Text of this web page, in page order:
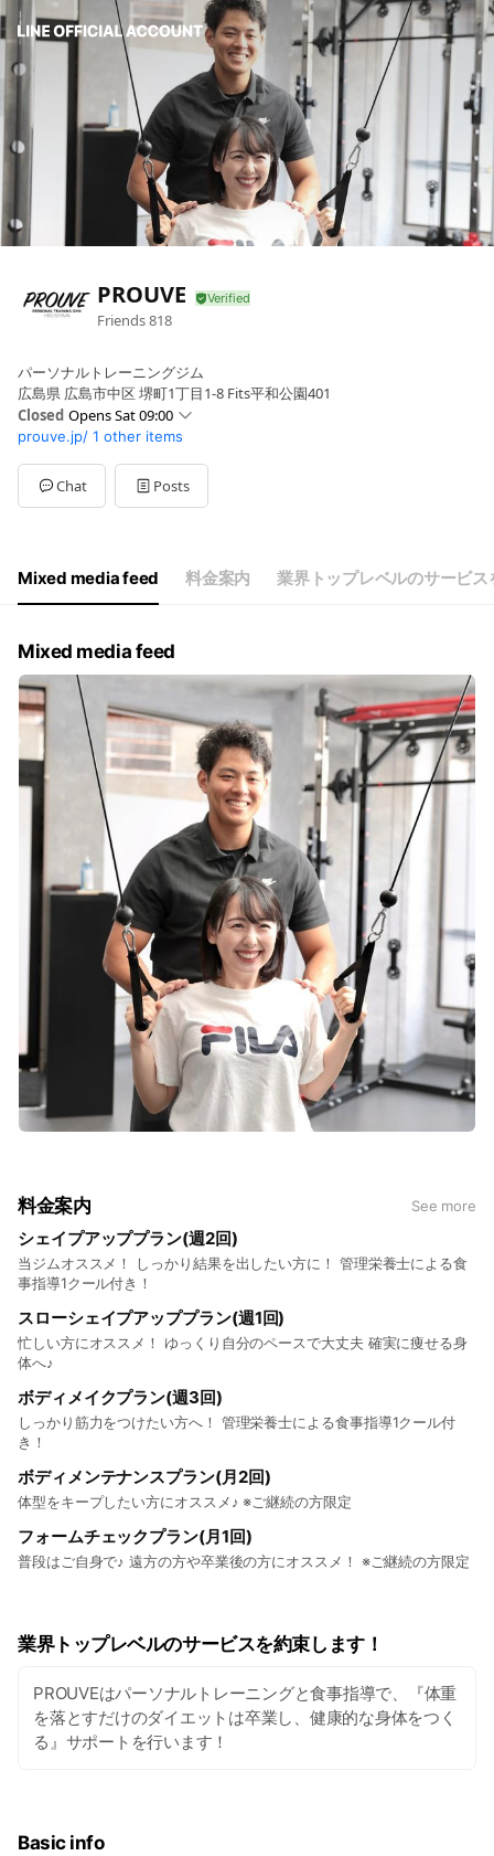
PROUVE
Friends818
パーソナルトレーニングジム
広島県 広島市中区 堺町1丁目1-8 Fits平和公園401
Closed Opens Sat 09:00
Sun09:00 - 19:00
Mon10:00 - 21:00
Tue10:00 - 21:00
Wed10:00 - 21:00
Sat
09:00 - 19:00
祝日は通常営業
prouve.jp/ 1 other items
Chat Posts
Mixed media feed 料金案内 業界トップレベルのサービ
Mixed media feed
料金案内 See more
シェイプアッププラン(週2回)
当ジムオススメ！ しっかり結果を出したい方に！ 管理栄養士による食
事指導1クール付き！
スローシェイプアッププラン(週1回)
忙しい方にオススメ！ ゆっくり自分のペースで大丈夫 確実に痩せる身
体へ♪
ボディメイクプラン(週3回)
しっかり筋力をつけたい方へ！ 管理栄養士による食事指導1クール付
き！
ボディメンテナンスプラン(月2回)
体型をキープしたい方にオススメ♪ ※ご継続の方限定
フォームチェックプラン(月1回)
普段はご自身で♪ 遠方の方や卒業後の方にオススメ！ ※ご継続の方限定
業界トップレベルのサービスを約束します！
PROUVEはパーソナルトレーニングと⾷事指導で、『体重
を落とすだけのダイエットは卒業し、健康的な⾝体をつく
る』サポートを⾏います！
Basic info